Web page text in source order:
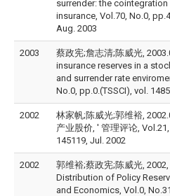
surrender: the
insurance, Vol.70, No.0,
Aug. 2003
2003
蔡政宪;詹志清;陈威光,
insurance reserves in a
and surrender rate
No.0, pp.0.(TSSCI), vol.
2002
林家帆;陈威光;郭维裕,
产业股价, ' 管理评论, Vol.21,
145119, Jul. 2002
2002
郭维裕;蔡政宪;陈威光,
Distribution of Policy
and Economics, Vol.0,